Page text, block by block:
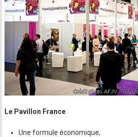
Le Pavillon France
Une formule économique,